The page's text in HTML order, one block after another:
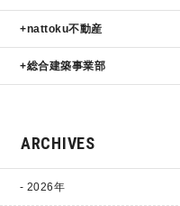
nattoku不動産
総合建築事業部
ARCHIVES
2026年